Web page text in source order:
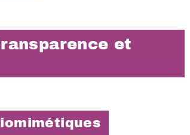
et